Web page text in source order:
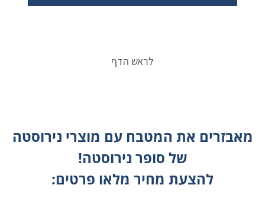
לראש הדף
מאבזרים את המטבח עם מוצרי נירוסטה
של סופר נירוסטה!
להצעת מחיר מלאו פרטים: